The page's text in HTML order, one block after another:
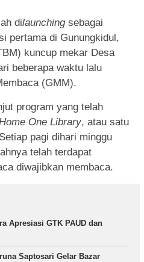
dilaunchingsebagai
pertama di Gunungkidul,
kuncup mekar Desa
beberapa waktu lalu
(GMM).
program yang telah
One Library, atau satu
pagi dihari minggu
telah terdapat
diwajibkan membaca.
Apresiasi GTK PAUD dan
Saptosari Gelar Bazar